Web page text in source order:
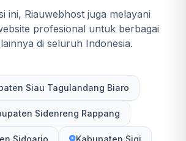
ini, Riauwebhost juga melayani
profesional untuk berbagai
di seluruh Indonesia.
Siau Tagulandang Biaro
Sidenreng Rappang
Sidoarjo Kabupaten Sigi